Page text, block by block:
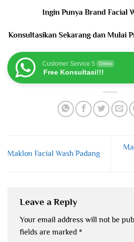
Ingin Punya Brand Facial
Konsultasikan Sekarang dan Mulai
Customer Service 5 Online
Free Konsultasi!!!
Maklon Facial Wash Padang
Leave a Reply
Your email address will not be
fields are marked *